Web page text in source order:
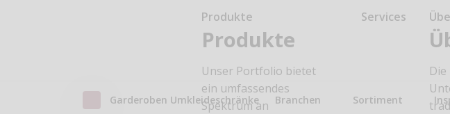
Produkte
Produkte
Unser Portfolio bietet
ein umfassendes
Spektrum an
Services
Die
Garderoben Umkleideschränke Branchen Sortiment